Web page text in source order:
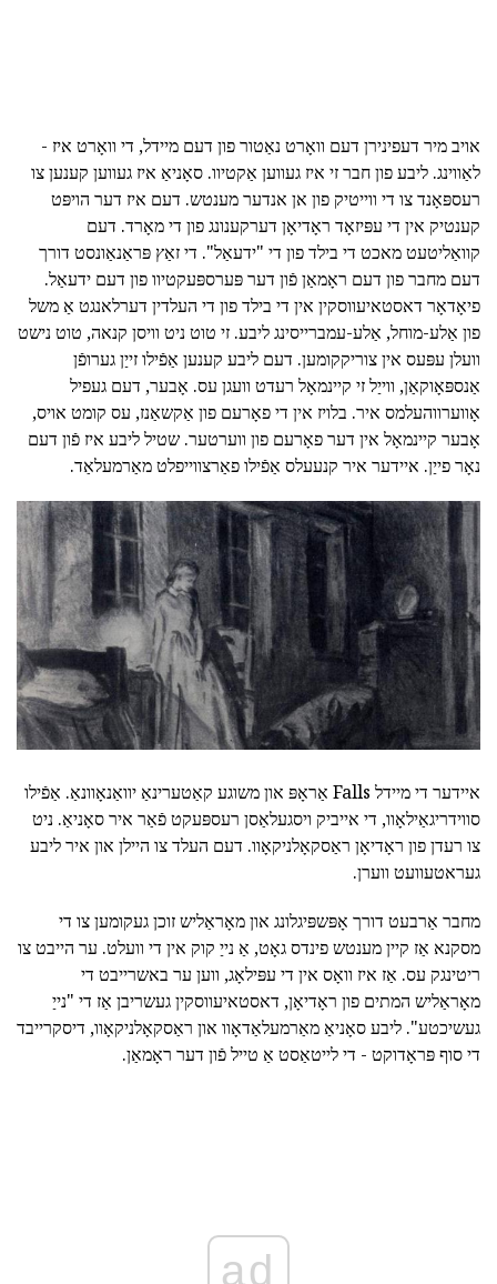
אויב מיר דעפינירן דעם וואָרט נאַטור פון דעם מיידל, די וואָרט איז -
לאַווינג. ליבע פון חבר זי איז געווען אַקטיוו. סאָניאַ איז געווען קענען צו
רעספּאָנד צו די ווייטיק פון אן אנדער מענטש. דעם איז דער הויפּט
קענטיק אין די עפּיזאָד ראָדיאָן דערקענונג פון די מאָרד. דעם
קוואַליטעט מאכט די בילד פון די "ידעאַל". די זאַץ פּראַנאַונסט דורך
דעם מחבר פון דעם ראָמאַן פֿון דער פּערספּעקטיוו פון דעם ידעאַל.
פיאָדאָר דאסטאיעווסקין אין די בילד פון די העלדין דערלאנגט אַ משל
פון אַלע-מוחל, אַלע-עמברייסינג ליבע. זי טוט ניט וויסן קנאה, טוט נישט
וועלן עפּעס אין צוריקקומען. דעם ליבע קענען אַפֿילו זייַן גערופֿן
אַנספּאָוקאַן, ווייַל זי קיינמאָל רעדט וועגן עס. אָבער, דעם געפיל
אָווערווהעלמס איר. בלויז אין די פאָרעם פון אַקשאַנז, עס קומט אויס,
אָבער קיינמאָל אין דער פאָרעם פון ווערטער. שטיל ליבע איז פֿון דעם
נאָר פייַן. איידער איר קנעעלס אַפֿילו פאַרצווייפלט מאַרמעלאַד.
איידער די מיידל Falls אַראָפּ און משוגע קאַטערינאַ יוואַנאָוונאַ. אַפֿילו
סווידריגאַילאָוו, די אייביק ויסגעלאַסן רעספּעקט פֿאַר איר סאָניאַ. ניט
צו רעדן פון ראָדיאָן ראַסקאָלניקאָוו. דעם העלד צו היילן און איר ליבע
געראטעוועט ווערן.
מחבר אַרבעט דורך אָפּשפּיגלונג און מאָראַליש זוכן געקומען צו די
מסקנא אַז קיין מענטש פינדס גאָט, אַ נייַ קוק אין די וועלט. ער הייבט צו
ריטינגק עס. אַז איז וואָס אין די עפּילאָג, ווען ער באשרייבט די
מאָראַליש המתים פון ראָדיאָן, דאסטאיעווסקין געשריבן אַז די "נייַ
געשיכטע". ליבע סאָניאַ מאַרמעלאַדאָוו און ראַסקאָלניקאָוו, דיסקרייבד
די סוף פּראָדוקט - די לייטאַסט אַ טייל פֿון דער ראָמאַן.
ad